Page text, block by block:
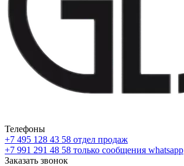
Телефоны
+7 495 128 43 58 отдел продаж
+7 991 291 48 58 только сообщения whatsapp
Заказать звонок